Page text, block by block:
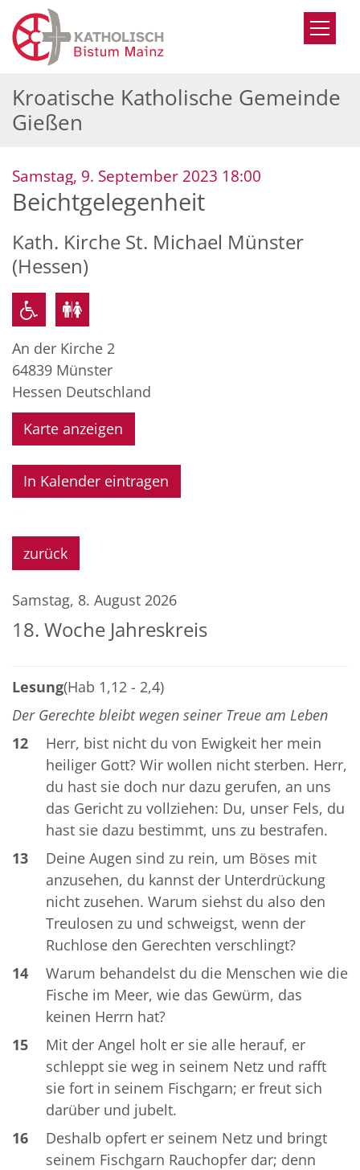
Zum Inhalt springen
Kroatische Katholische Gemeinde
Gießen
Samstag, 9. September 2023 18:00
Beichtgelegenheit
Kath. Kirche St. Michael Münster
(Hessen)
An der Kirche 2
64839 Münster
Hessen Deutschland
Karte anzeigen
In Kalender eintragen
zurück
Samstag, 8. August 2026
18. Woche Jahreskreis
Lesung(Hab 1,12 - 2,4)
Der Gerechte bleibt wegen seiner Treue am Leben
12
Herr, bist nicht du von Ewigkeit her mein
heiliger Gott? Wir wollen nicht sterben. Herr,
du hast sie doch nur dazu gerufen, an uns
das Gericht zu vollziehen: Du, unser Fels, du
hast sie dazu bestimmt, uns zu bestrafen.
13
Deine Augen sind zu rein, um Böses mit
anzusehen, du kannst der Unterdrückung
nicht zusehen. Warum siehst du also den
Treulosen zu und schweigst, wenn der
Ruchlose den Gerechten verschlingt?
14
Warum behandelst du die Menschen wie die
Fische im Meer, wie das Gewürm, das
keinen Herrn hat?
15
Mit der Angel holt er sie alle herauf, er
schleppt sie weg in seinem Netz und rafft
sie fort in seinem Fischgarn; er freut sich
darüber und jubelt.
16
Deshalb opfert er seinem Netz und bringt
seinem Fischgarn Rauchopfer dar; denn